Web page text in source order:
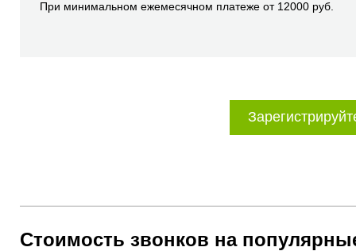
При минимальном ежемесячном платеже от 12000 руб.
Стоимость звонков на